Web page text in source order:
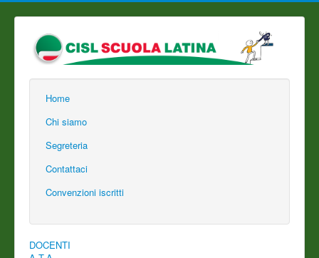
Home
Chi siamo
Segreteria
Contattaci
Convenzioni iscritti
DOCENTI